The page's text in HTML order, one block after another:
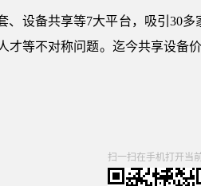
、设备共享等7大平台，吸引30
等不对称问题。迄今共享设备
扫一扫在手机打开当